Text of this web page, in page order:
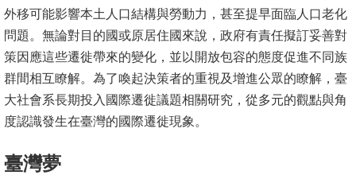
&
學
輔
捐
研
外移可能影響本土人口結構與勞動力，甚至提早面臨人口老化
問題。無論對目的國或原居住國來說，政府有責任擬訂妥善對
策因應這些遷徙帶來的變化，並以開放包容的態度促進不同族
群間相互瞭解。為了喚起決策者的重視及增進公眾的瞭解，臺
大社會系長期投入國際遷徙議題相關研究，從多元的觀點與角
度認識發生在臺灣的國際遷徙現象。
臺灣夢